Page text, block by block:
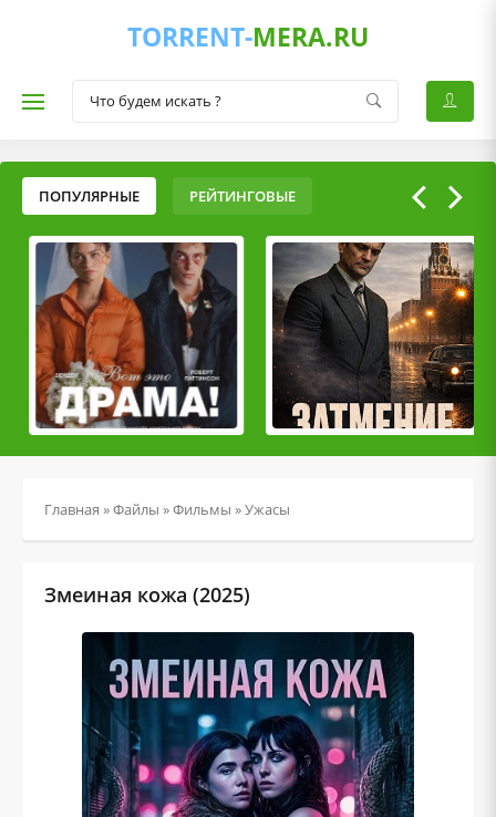
TORRENT-MERA.RU
ПОПУЛЯРНЫЕ РЕЙТИНГОВЫЕ
Главная »Файлы »Фильмы »Ужасы
Змеиная кожа (2025)